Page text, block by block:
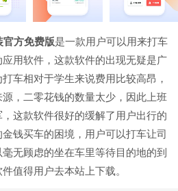
方免费版是一款用户可以用来打车
用软件，这款软件的出现无疑是广
车相对于学生来说费用比较高昂，
，二零花钱的数量太少，因此上班
这款软件很好的缓解了用户出行的
钱买车的困境，用户可以打车让司
无顾虑的坐在车里等待目的地的到
值得用户去本站上下载。